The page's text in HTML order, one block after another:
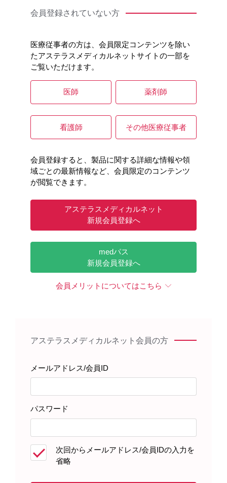
患者さんサポート資材
製品に関する資料
会員登録されていない方
医療従事者の方は、会員限定コンテンツを除い
たアステラスメディカルネットサイトの一部を
ご覧いただけます。
医師 薬剤師
看護師 その他医療従事者
会員登録すると、製品に関する詳細な情報や領
域ごとの最新情報など、会員限定のコンテンツ
が閲覧できます。
アステラスメディカルネット
新規会員登録へ
medパス
新規会員登録へ
会員メリットについてはこちら
アステラスメディカルネット会員の方
メールアドレス/会員ID
パスワード
次回からメールアドレス/会員IDの入力を
省略